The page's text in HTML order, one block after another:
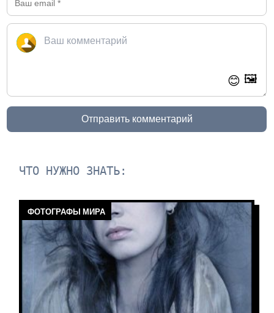
😊 🖼️
Отправить комментарий
ЧТО НУЖНО ЗНАТЬ:
ФОТОГРАФЫ МИРА